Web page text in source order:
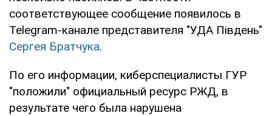
соответствующее сообщение появилось в
Telegram-канале представителя "УДА Південь"
Сергея Братчука.
По его информации, киберспециалисты ГУР
"положили" официальный ресурс РЖД, в
результате чего была нарушена